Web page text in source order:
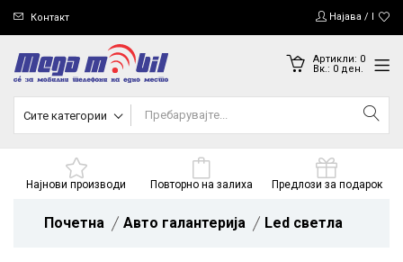
Контакт Најава /
Артикли: 0
Вк.: 0ден.
Сите категории
Најнови производи Повторно на залиха Предлози за подарок
Почетна Авто галантерија Led светла